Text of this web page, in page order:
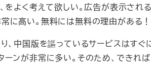
よく考えて欲しい。広告が表示され
高い。無料には無料の理由がある！
、中国版を謳っているサービスはすぐ
ンが非常に多い。そのため、できれ